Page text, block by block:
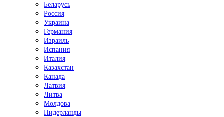
Беларусь
Россия
Украина
Германия
Израиль
Испания
Италия
Казахстан
Канада
Латвия
Литва
Молдова
Нидерланды